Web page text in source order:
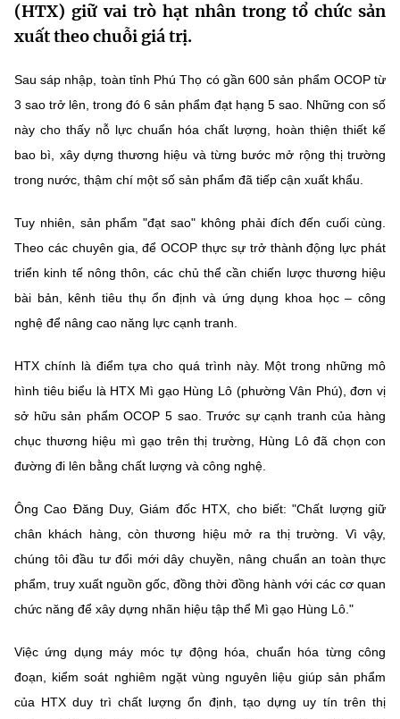
Tiêu chuẩn, đo lường, chất lượng
Năng lượng nguyên tử
Tin địa phương
Đổi mới sáng tạo
Bưu chính, Viễn thông
Sở hữu trí tuệ
Năng lượng nguyên tử
THƯ ĐIỆN TỬ
Videos
Infographic
Nhiệm vụ trọng tâm
Vietnamese
BỘ KHOA HỌC VÀ CÔNG NGHỆ
Điều khoản sử dụng Theo dõi MST:
Cơ quan chủ quản: Bộ Khoa học và Công nghệ (MST)
Chịu trách nhiệm nội dung: Nguyễn Thị Hải Hằng
Giám đốc Trung tâm Truyền thông Khoa học và Công nghệ.
Liên hệ
Điện thoại: 024 3936 9506
©2026 Bản quyền thuộc Bộ Khoa Học và Công Nghệ
(Ghi rõ nguồn "https://mst.gov.vn" khi phát hành lại thông tin từ
website này)
(HTX) giữ vai trò hạt nhân trong tổ chức sản
xuất theo chuỗi giá trị.
Sau sáp nhập, toàn tỉnh Phú Thọ có gần600 sản phẩm OCOP từ
3 sao trở lên , trong đó 6 sản phẩm đạt hạng 5 sao . Những con số
này cho thấy nỗ lực chuẩn hóa chất lượng, hoàn thiện thiết kế
bao bì, xây dựng thương hiệu và từng bước mở rộng thị trường
trong nước, thậm chí một số sản phẩm đã tiếp cận xuất khẩu.
Tuy nhiên, sản phẩm "đạt sao" không phải đích đến cuối cùng.
Theo các chuyên gia, để OCOP thực sự trở thành động lực phát
triển kinh tế nông thôn, các chủ thể cầnchiến lược thương hiệu
bài bản , kênh tiêu thụ ổn định và ứng dụng khoa học – công
nghệ để nâng cao năng lực cạnh tranh.
HTX chính là điểm tựa cho quá trình này. Một trong những mô
hình tiêu biểu là HTX Mì gạo Hùng Lô (phường Vân Phú),đơn vị
sở hữu sản phẩmOCOP 5 sao. Trước sự cạnh tranh của hàng
chục thương hiệu mì gạo trên thị trường, Hùng Lô đã chọn con
đường đi lên bằng chất lượng và công nghệ
Ông Cao Đăng Duy, Giám đốc HTX, cho biết:"Chất lượng giữ
chân khách hàng, còn thương hiệu mở ra thị trường. Vì vậy,
chúng tôi đầu tư đổi mới dây chuyền, nâng chuẩn an toàn thực
phẩm, truy xuất nguồn gốc, đồng thời đồng hành với các cơ quan
chức năng để xây dựng nhãn hiệu tập thể Mì gạo Hùng Lô."
Việc ứng dụng máy móc tự động hóa, chuẩn hóa từng công
đoạn, kiểm soát nghiêm ngặt vùng nguyên liệu giúp sản phẩm
của HTX duy trì chất lượng ổn định, tạo dựng uy tín trên thị